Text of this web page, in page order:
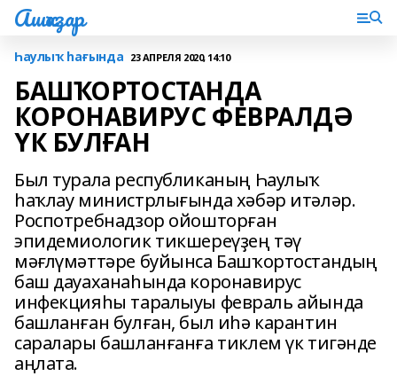
Ашҡаҙар
Һаулыҡ һағында 23 АПРЕЛЯ 2020, 14:10
БАШҠОРТОСТАНДА
КОРОНАВИРУС ФЕВРАЛДӘ
ҮК БУЛҒАН
Был турала республиканың Һаулыҡ
һаҡлау министрлығында хәбәр итәләр.
Роспотребнадзор ойошторған
эпидемиологик тикшереүҙең тәү
мәғлүмәттәре буйынса Башҡортостандың
баш дауаханаһында коронавирус
инфекцияһы таралыуы февраль айында
башланған булған, был иһә карантин
саралары башланғанға тиклем үк тигәнде
аңлата.